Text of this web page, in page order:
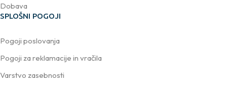
Dobava
SPLOŠNI POGOJI
Pogoji poslovanja
Pogoji za reklamacije in vračila
Varstvo zasebnosti